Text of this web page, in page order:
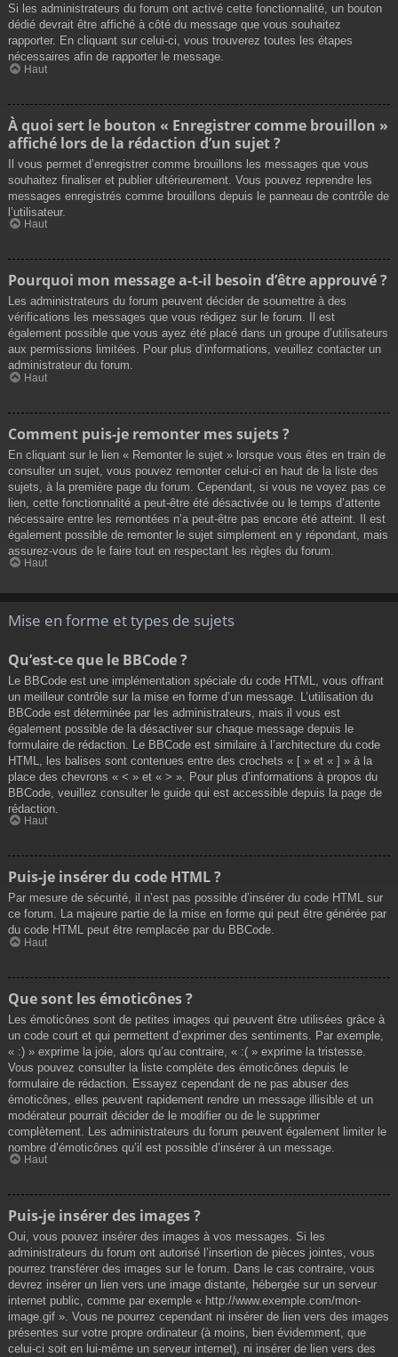
Si les administrateurs du forum ont activé cette fonctionnalité, un bouton
dédié devrait être affiché à côté du message que vous souhaitez
rapporter. En cliquant sur celui-ci, vous trouverez toutes les étapes
nécessaires afin de rapporter le message.
Haut
À quoi sert le bouton « Enregistrer comme brouillon »
affiché lors de la rédaction d’un sujet ?
Il vous permet d’enregistrer comme brouillons les messages que vous
souhaitez finaliser et publier ultérieurement. Vous pouvez reprendre les
messages enregistrés comme brouillons depuis le panneau de contrôle de
l’utilisateur.
Haut
Pourquoi mon message a-t-il besoin d’être approuvé ?
Les administrateurs du forum peuvent décider de soumettre à des
vérifications les messages que vous rédigez sur le forum. Il est
également possible que vous ayez été placé dans un groupe d’utilisateurs
aux permissions limitées. Pour plus d’informations, veuillez contacter un
administrateur du forum.
Haut
Comment puis-je remonter mes sujets ?
En cliquant sur le lien « Remonter le sujet » lorsque vous êtes en train de
consulter un sujet, vous pouvez remonter celui-ci en haut de la liste des
sujets, à la première page du forum. Cependant, si vous ne voyez pas ce
lien, cette fonctionnalité a peut-être été désactivée ou le temps d’attente
nécessaire entre les remontées n’a peut-être pas encore été atteint. Il est
également possible de remonter le sujet simplement en y répondant, mais
assurez-vous de le faire tout en respectant les règles du forum.
Haut
Mise en forme et types de sujets
Qu’est-ce que le BBCode ?
Le BBCode est une implémentation spéciale du code HTML, vous offrant
un meilleur contrôle sur la mise en forme d’un message. L’utilisation du
BBCode est déterminée par les administrateurs, mais il vous est
également possible de la désactiver sur chaque message depuis le
formulaire de rédaction. Le BBCode est similaire à l’architecture du code
HTML, les balises sont contenues entre des crochets « [ » et « ] » à la
place des chevrons « < » et « > ». Pour plus d’informations à propos du
BBCode, veuillez consulter le guide qui est accessible depuis la page de
rédaction.
Haut
Puis-je insérer du code HTML ?
Par mesure de sécurité, il n’est pas possible d’insérer du code HTML sur
ce forum. La majeure partie de la mise en forme qui peut être générée par
du code HTML peut être remplacée par du BBCode.
Haut
Que sont les émoticônes ?
Les émoticônes sont de petites images qui peuvent être utilisées grâce à
un code court et qui permettent d’exprimer des sentiments. Par exemple,
« :) » exprime la joie, alors qu’au contraire, « :( » exprime la tristesse.
Vous pouvez consulter la liste complète des émoticônes depuis le
formulaire de rédaction. Essayez cependant de ne pas abuser des
émoticônes, elles peuvent rapidement rendre un message illisible et un
modérateur pourrait décider de le modifier ou de le supprimer
complètement. Les administrateurs du forum peuvent également limiter le
nombre d’émoticônes qu’il est possible d’insérer à un message.
Haut
Puis-je insérer des images ?
Oui, vous pouvez insérer des images à vos messages. Si les
administrateurs du forum ont autorisé l’insertion de pièces jointes, vous
pourrez transférer des images sur le forum. Dans le cas contraire, vous
devrez insérer un lien vers une image distante, hébergée sur un serveur
internet public, comme par exemple « http://www.exemple.com/mon-
image.gif ». Vous ne pourrez cependant ni insérer de lien vers des images
présentes sur votre propre ordinateur (à moins, bien évidemment, que
celui-ci soit en lui-même un serveur internet), ni insérer de lien vers des